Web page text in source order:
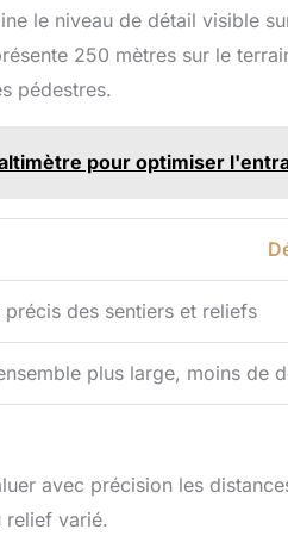
le niveau de détail visible
250 mètres sur le
pédestres.
pour optimiser
précis des sentiers et reliefs
plus large, moins de
avec précision les
relief varié.